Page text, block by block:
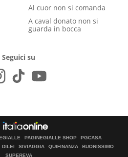
Al cuor non si comanda
A caval donato non si
guarda in bocca
Seguici su
PAGINEGIALLE SHOP
PGCASA
DILEI SIVIAGGIA QUIFINANZA
BUONISSIMO
SUPEREVA